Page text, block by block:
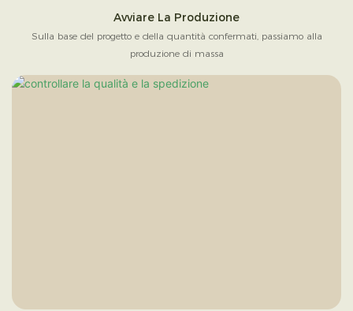
Avviare La Produzione
Sulla base del progetto e della quantità confermati, passiamo alla
produzione di massa